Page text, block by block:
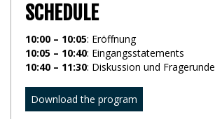
SCHEDULE
10:00 – 10:05: Eröffnung
10:05 – 10:40: Eingangsstatements
10:40 – 11:30: Diskussion und Fragerunde
Download the program